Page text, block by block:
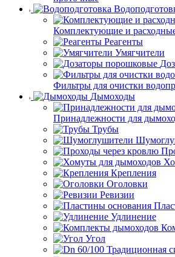
Комплектующие и
Реагенты
Умягчители
Фильтры для очистки
Дымоходы
Принадлежности для
Трубы
Крепления
Оголовки
Ревизии
Удлинение
Угол